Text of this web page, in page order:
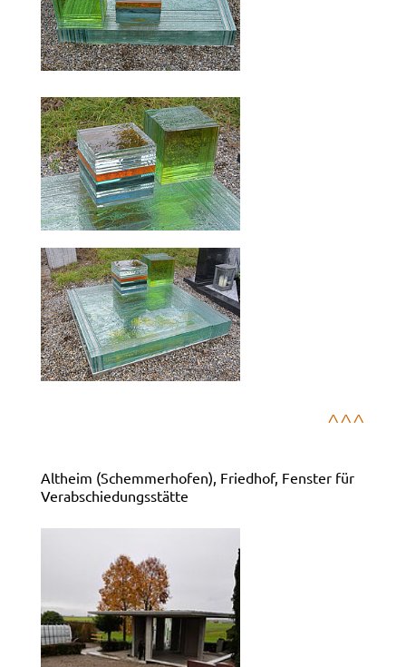
^^^
Altheim (Schemmerhofen), Friedhof, Fenster für
Verabschiedungsstätte